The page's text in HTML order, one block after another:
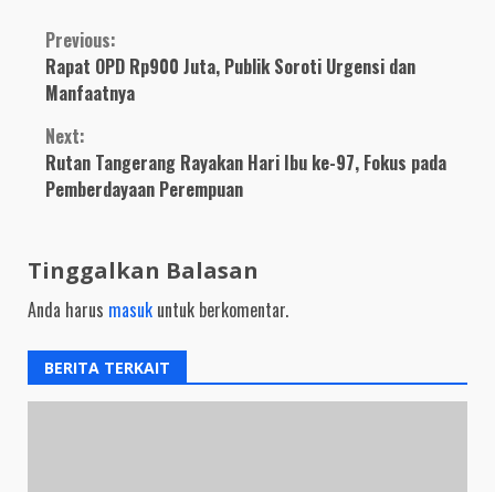
Continue
Reading
Previous:
Rapat OPD Rp900 Juta, Publik Soroti Urgensi dan
Manfaatnya
Next:
Rutan Tangerang Rayakan Hari Ibu ke-97, Fokus pada
Pemberdayaan Perempuan
Tinggalkan Balasan
Anda harus masuk untuk berkomentar.
BERITA TERKAIT